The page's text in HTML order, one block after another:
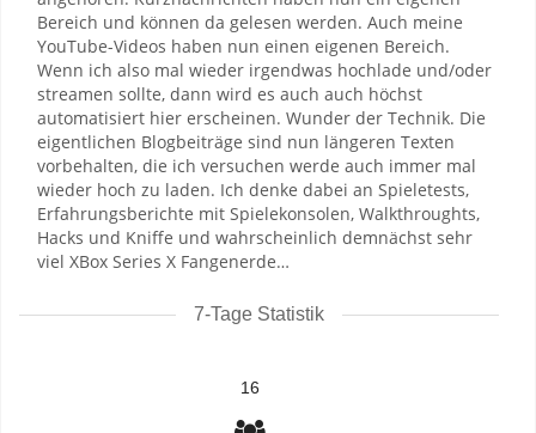
Bereich und können da gelesen werden. Auch meine
YouTube-Videos haben nun einen eigenen Bereich.
Wenn ich also mal wieder irgendwas hochlade und/oder
streamen sollte, dann wird es auch auch höchst
automatisiert hier erscheinen. Wunder der Technik. Die
eigentlichen Blogbeiträge sind nun längeren Texten
vorbehalten, die ich versuchen werde auch immer mal
wieder hoch zu laden. Ich denke dabei an Spieletests,
Erfahrungsberichte mit Spielekonsolen, Walkthroughts,
Hacks und Kniffe und wahrscheinlich demnächst sehr
viel XBox Series X Fangenerde…
7-Tage Statistik
16